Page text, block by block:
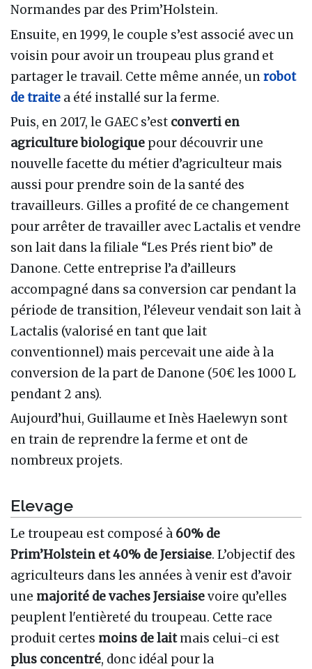
Normandes par des Prim’Holstein.
Ensuite, en 1999, le couple s’est associé avec un
voisin pour avoir un troupeau plus grand et
partager le travail. Cette même année, unrobot
de traite a été installé sur la ferme.
Puis, en 2017, le GAEC s’est converti en
agriculture biologique pour découvrir une
nouvelle facette du métier d’agriculteur mais
aussi pour prendre soin de la santé des
travailleurs. Gilles a profité de ce changement
pour arrêter de travailler avec Lactalis et vendre
son lait dans la filiale “Les Prés rient bio” de
Danone. Cette entreprise l’a d’ailleurs
accompagné dans sa conversion car pendant la
période de transition, l’éleveur vendait son lait à
Lactalis (valorisé en tant que lait
conventionnel) mais percevait une aide à la
conversion de la part de Danone (50€ les 1000 L
pendant 2 ans).
Aujourd’hui, Guillaume et Inès Haelewyn sont
en train de reprendre la ferme et ont de
nombreux projets.
Elevage
Le troupeau est composé à 60% de
Prim’Holstein et 40% de Jersiaise. L’objectif des
agriculteurs dans les années à venir est d’avoir
une majorité de vaches Jersiaisevoire qu’elles
peuplent l'entièreté du troupeau. Cette race
produit certes moins de laitmais celui-ci est
plus concentré, donc idéal pour la